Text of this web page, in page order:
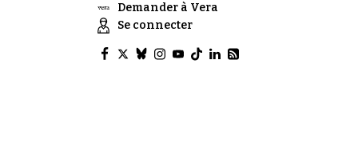
Demander à Vera
Se connecter